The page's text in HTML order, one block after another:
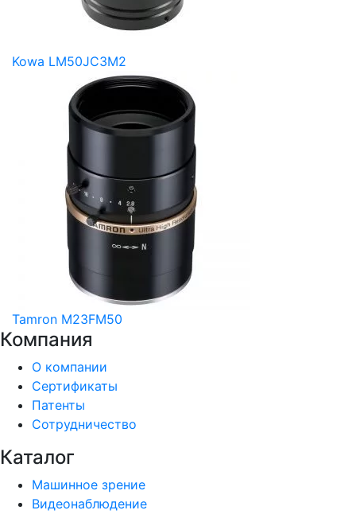
Kowa LM50JC3M2
Tamron M23FM50
Компания
О компании
Сертификаты
Патенты
Сотрудничество
Каталог
Машинное зрение
Видеонаблюдение